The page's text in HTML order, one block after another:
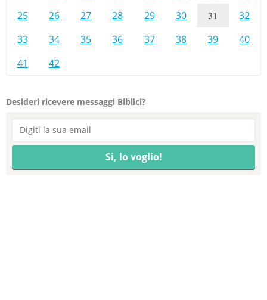
25
26 27 28 29 30 31
32
33
34 35 36 37 38 39
40
41
42
Desideri ricevere messaggi Biblici?